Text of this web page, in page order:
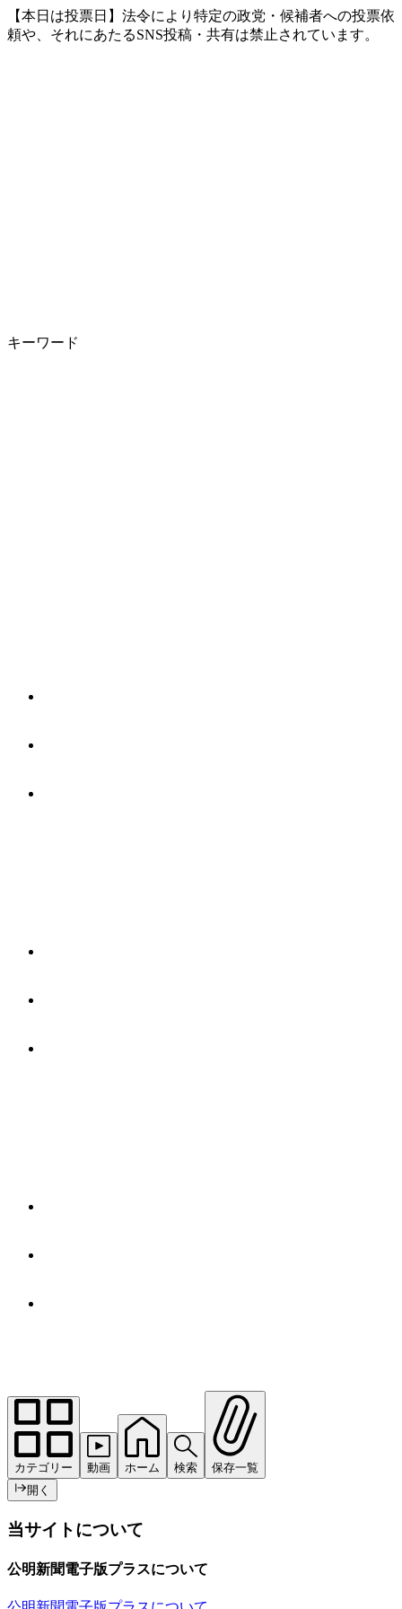
【本日は投票日】法令により特定の政党・候補者への投票依
頼や、それにあたるSNS投稿・共有は禁止されています。
キーワード
カテゴリー 動画 ホーム 検索
保存一覧
開く
当サイトについて
公明新聞電子版プラスについて